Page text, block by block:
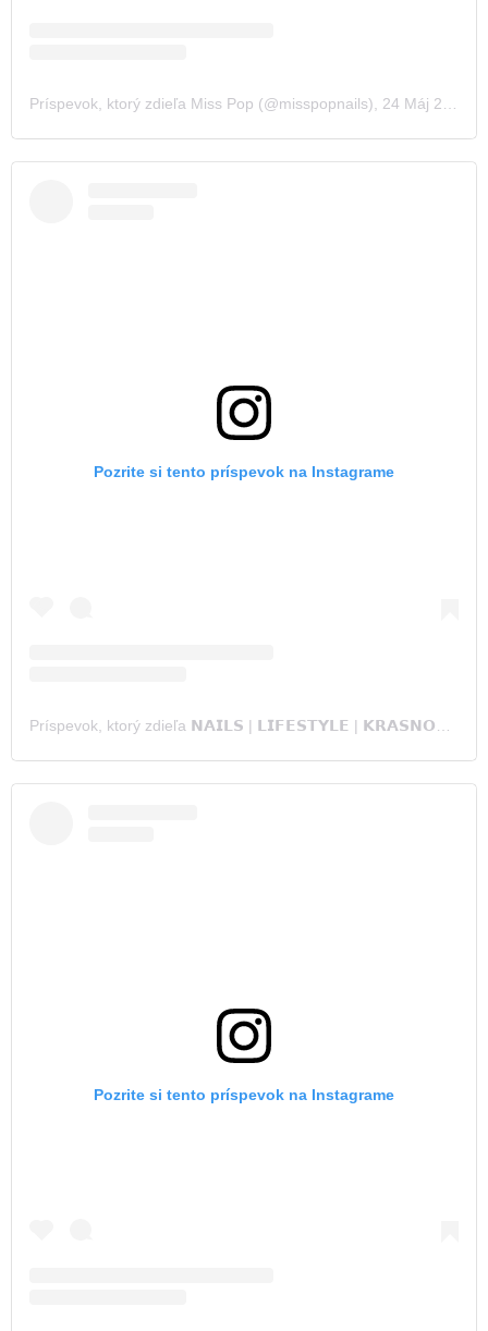
Príspevok, ktorý zdieľa Miss Pop (@misspopnails) 24 Máj 2019 o 9:00 PDT
Pozrite si tento príspevok na Instagrame
Príspevok, ktorý zdieľa 𝗡𝗔𝗜𝗟𝗦 | 𝗟𝗜𝗙𝗘𝗦𝗧𝗬𝗟𝗘 | 𝗞𝗥𝗔𝗦𝗡𝗢𝗗𝗔𝗥 (@berezhnaya_nails_)
Pozrite si tento príspevok na Instagrame